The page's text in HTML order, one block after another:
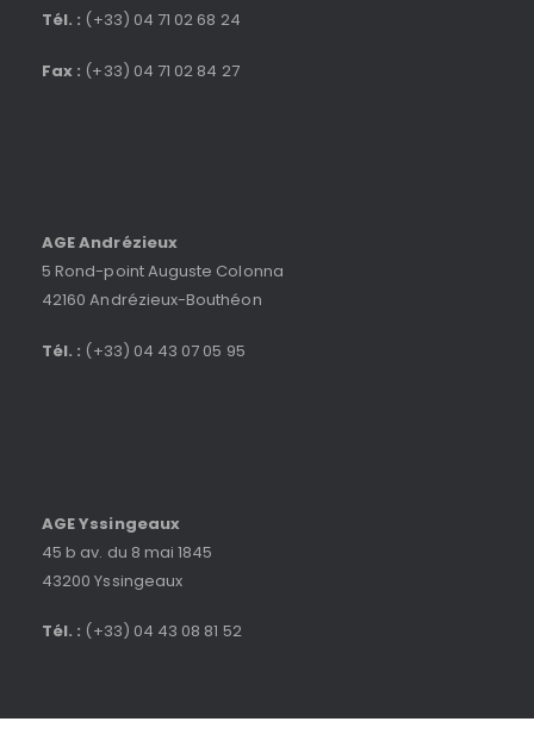
Tél. : (+33) 04 71 02 68 24
Fax : (+33) 04 71 02 84 27
AGE Andrézieux
5 Rond-point Auguste Colonna
42160 Andrézieux-Bouthéon
Tél. : (+33) 04 43 07 05 95
AGE Yssingeaux
45 b av. du 8 mai 1845
43200 Yssingeaux
Tél. : (+33) 04 43 08 81 52